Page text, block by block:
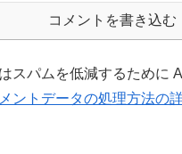
コメントを書き込む
スパムを低減するために
ントデータの処理方法の